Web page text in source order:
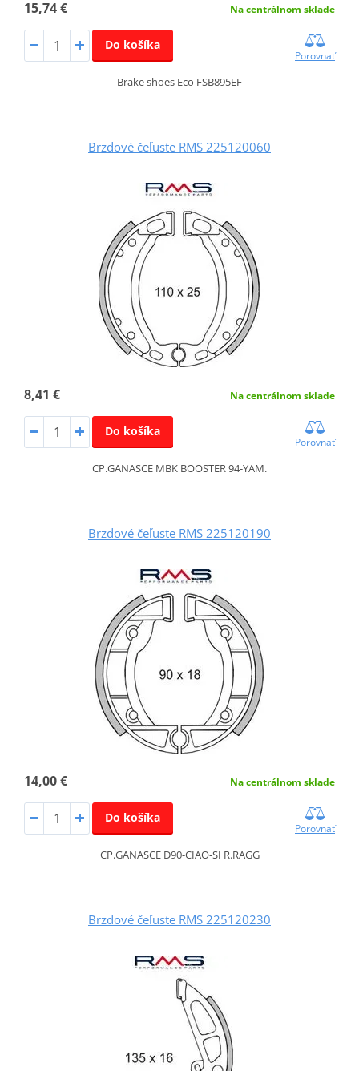
15,74 € Na centrálnom sklade
Do košíka
Porovnať
Brake shoes Eco FSB895EF
Brzdové čeľuste RMS 225120060
8,41 € Na centrálnom sklade
Do košíka
Porovnať
CP.GANASCE MBK BOOSTER 94-YAM.
Brzdové čeľuste RMS 225120190
14,00 € Na centrálnom sklade
Do košíka
Porovnať
CP.GANASCE D90-CIAO-SI R.RAGG
Brzdové čeľuste RMS 225120230